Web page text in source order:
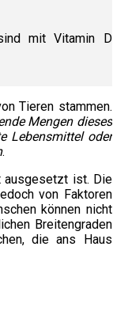
mit Vitamin D
Tieren stammen.
Mengen dieses
Lebensmittel oder
.
ausgesetzt ist. Die
von Faktoren
können nicht
Breitengraden
die ans Haus